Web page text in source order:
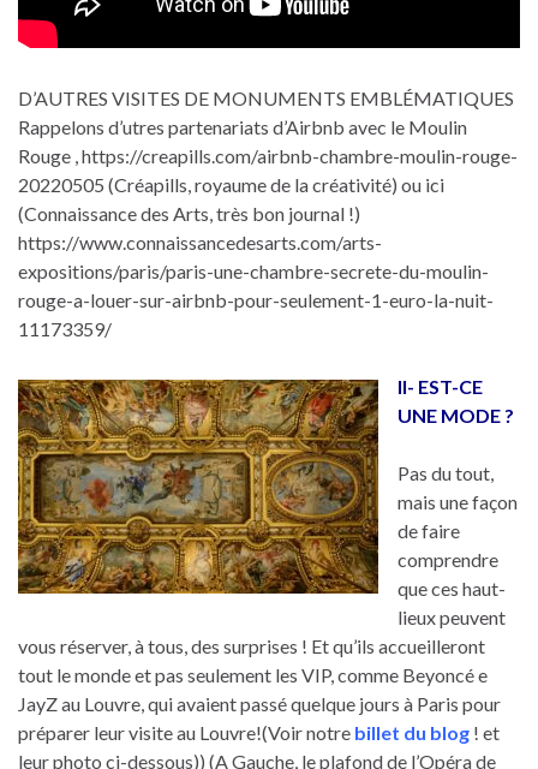
D’AUTRES VISITES DE MONUMENTS EMBLÉMATIQUES
Rappelons d’utres partenariats d’Airbnb avec le Moulin
Rouge , https://creapills.com/airbnb-chambre-moulin-rouge-
20220505 (Créapills, royaume de la créativité) ou ici
(Connaissance des Arts, très bon journal !)
https://www.connaissancedesarts.com/arts-
expositions/paris/paris-une-chambre-secrete-du-moulin-
rouge-a-louer-sur-airbnb-pour-seulement-1-euro-la-nuit-
11173359/
II- EST-CE
UNE MODE ?
Pas du tout,
mais une façon
de faire
comprendre
que ces haut-
lieux peuvent
vous réserver, à tous, des surprises ! Et qu’ils accueilleront
tout le monde et pas seulement les VIP, comme Beyoncé e
JayZ au Louvre, qui avaient passé quelque jours à Paris pour
préparer leur visite au Louvre!(Voir notre billet du blog ! et
leur photo ci-dessous)) (A Gauche, le plafond de l’Opéra de